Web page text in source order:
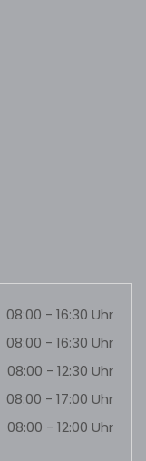
08:00 - 16:30 Uhr
08:00 - 16:30 Uhr
08:00 - 12:30 Uhr
08:00 - 17:00 Uhr
08:00 - 12:00 Uhr